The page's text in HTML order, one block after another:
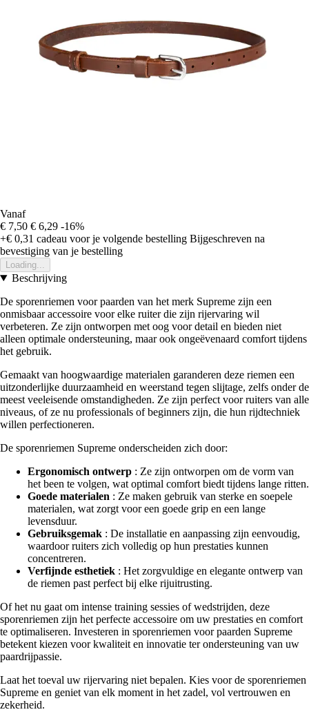
Vanaf
€ 7,50 € 6,29 -16%
+€ 0,31 cadeau voor je volgende bestelling Bijgeschreven na
bevestiging van je bestelling
Loading...
Beschrijving
De sporenriemen voor paarden van het merk Supreme zijn een
onmisbaar accessoire voor elke ruiter die zijn rijervaring wil
verbeteren. Ze zijn ontworpen met oog voor detail en bieden niet
alleen optimale ondersteuning, maar ook ongeëvenaard comfort tijdens
het gebruik.
Gemaakt van hoogwaardige materialen garanderen deze riemen een
uitzonderlijke duurzaamheid en weerstand tegen slijtage, zelfs onder de
meest veeleisende omstandigheden. Ze zijn perfect voor ruiters van alle
niveaus, of ze nu professionals of beginners zijn, die hun rijdtechniek
willen perfectioneren.
De sporenriemen Supreme onderscheiden zich door:
Ergonomisch ontwerp : Ze zijn ontworpen om de vorm van
het been te volgen, wat optimal comfort biedt tijdens lange ritten.
Goede materialen : Ze maken gebruik van sterke en soepele
materialen, wat zorgt voor een goede grip en een lange
levensduur.
Gebruiksgemak : De installatie en aanpassing zijn eenvoudig,
waardoor ruiters zich volledig op hun prestaties kunnen
concentreren.
Verfijnde esthetiek : Het zorgvuldige en elegante ontwerp van
de riemen past perfect bij elke rijuitrusting.
Of het nu gaat om intense training sessies of wedstrijden, deze
sporenriemen zijn het perfecte accessoire om uw prestaties en comfort
te optimaliseren. Investeren in sporenriemen voor paarden Supreme
betekent kiezen voor kwaliteit en innovatie ter ondersteuning van uw
paardrijpassie.
Laat het toeval uw rijervaring niet bepalen. Kies voor de sporenriemen
Supreme en geniet van elk moment in het zadel, vol vertrouwen en
zekerheid.